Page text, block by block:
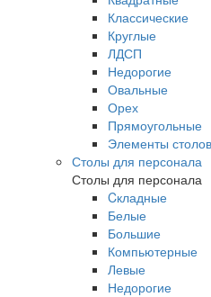
Классические
Круглые
ЛДСП
Недорогие
Овальные
Орех
Прямоугольные
Элементы
Столы для персонала
Столы для персонала
Cкладные
Белые
Большие
Компьютерные
Левые
Недорогие